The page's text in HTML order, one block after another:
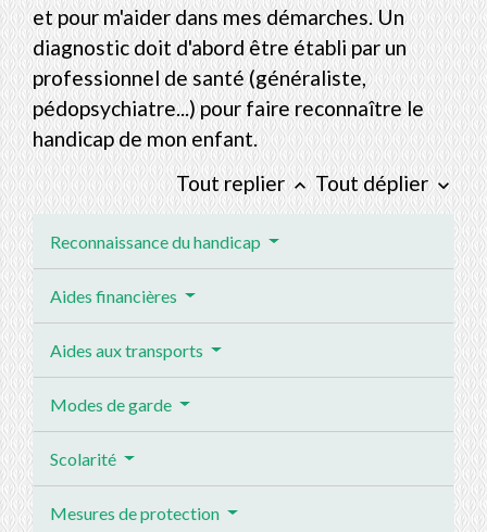
et pour m'aider dans mes démarches. Un
diagnostic doit d'abord être établi par un
professionnel de santé (généraliste,
pédopsychiatre...) pour faire reconnaître le
handicap de mon enfant.
Tout replier keyboard_arrow_up Tout déplier keyboard_arrow_down
Reconnaissance du handicap
Aides financières
Aides aux transports
Modes de garde
Scolarité
Mesures de protection